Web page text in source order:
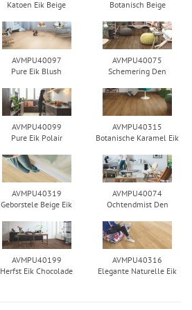
Katoen Eik Beige
Botanisch Beige
AVMPU40097
Pure Eik Blush
AVMPU40075
Schemering Den
AVMPU40099
Pure Eik Polair
AVMPU40315
Botanische Karamel Eik
AVMPU40319
Geborstele Beige Eik
AVMPU40074
Ochtendmist Den
AVMPU40199
Herfst Eik Chocolade
AVMPU40316
Elegante Naturelle Eik